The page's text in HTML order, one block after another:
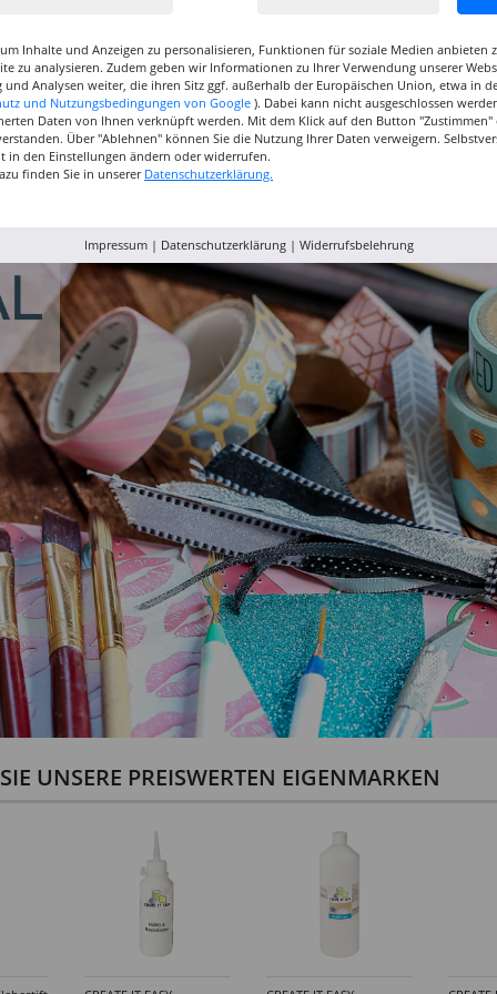
3
NEU GRADUATE
Pinselset, langsteilig, 3
Synthetikpinsel
12,99 €
NEU GRADUATE Pinselset
kurzstielig 4
15,99 €
Marabu
UNSERE PREISWERTEN EIGENMARKEN
Inhalte und Anzeigen zu personalisieren, Funktionen für soziale Medien anbieten
zu analysieren. Zudem geben wir Informationen zu Ihrer Verwendung unserer
und Analysen weiter, die ihren Sitz ggf. außerhalb der Europäischen Union, etwa in
und Nutzungsbedingungen von Google ). Dabei kann nicht ausgeschlossen
Daten von Ihnen verknüpft werden. Mit dem Klick auf den Button "Zustimmen"
Über "Ablehnen" können Sie die Nutzung Ihrer Daten verweigern.
in den Einstellungen ändern oder widerrufen.
finden Sie in unserer Datenschutzerklärung.
Impressum| Datenschutzerklärung| Widerrufsbelehrung